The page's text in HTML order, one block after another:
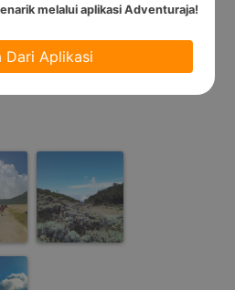
melalui aplikasi Adventuraja!
Dari Aplikasi